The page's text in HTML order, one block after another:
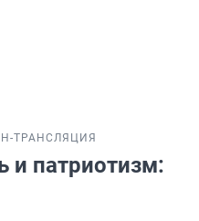
ТРАНСЛЯЦИЯ
и патриотизм: